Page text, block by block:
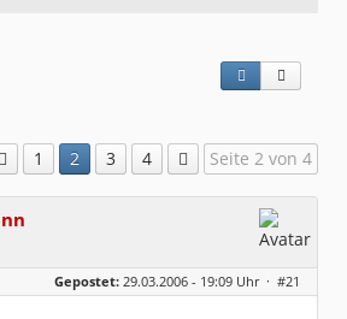
1 2 3 4 Seite 2 von 4
Gepostet: 29.03.2006 - 19:09 Uhr · #21